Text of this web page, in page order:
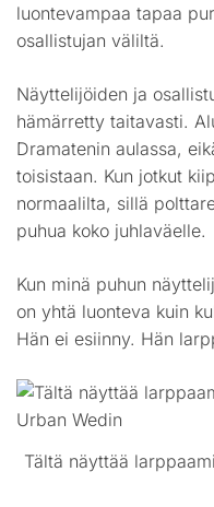
luontevampaa tapaa
osallistujan väliltä.
Näyttelijöiden ja
hämärretty taitavasti.
Dramatenin aulassa,
toisistaan. Kun jotkut
normaalilta, sillä
puhua koko juhlaväelle.
Kun minä puhun
on yhtä luonteva kuin
Hän ei esiinny. Hän
Tältä näyttää